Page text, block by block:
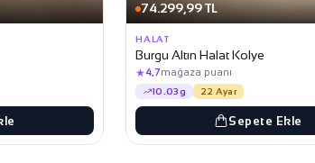
74.299,99 TL
HALAT
Burgu Altın Halat Kolye
★4,7mağaza puanı
10.03g 22 Ayar
Sepete Ekle